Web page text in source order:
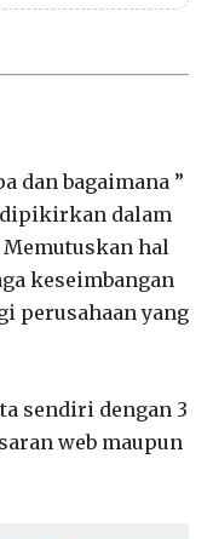
dan bagaimana ”
dalam
hal
keseimbangan
perusahaan yang
sendiri dengan 3
web maupun